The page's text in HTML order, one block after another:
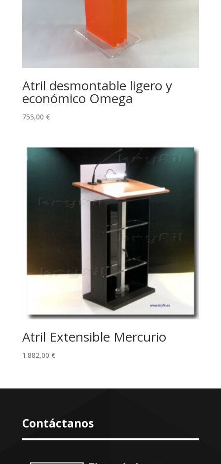
Atril desmontable ligero y
económico Omega
755,00 €
Atril Extensible Mercurio
1.882,00 €
Contáctanos